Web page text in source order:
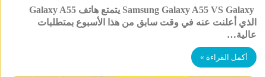
Samsung Galaxy A55 VS Galaxy يتمتع هاتف Galaxy A55
الذي أعلنت عنه في وقت سابق من هذا الأسبوع بمتطلبات
عالية…
أكمل القراءة »